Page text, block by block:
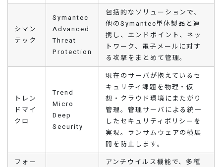
シマン
テック
Symantec
Advanced
Threat
Protection
包括的なソリューションで、
他のSymantec単体製品と連
携し、エンドポイント、ネッ
トワーク、電子メールに対す
る攻撃をまとめて管理。
トレン
ドマイ
クロ
Trend
Micro
Deep
Security
現在のサーバが抱えているセ
キュリティ課題を物理・仮
想・クラウド環境にまたがり
管理。管理サーバによる統一
したセキュリティポリシーを
実現。ランサムウェアの横展
開を防止します。
フォー
アンチウイルス機能で、多種